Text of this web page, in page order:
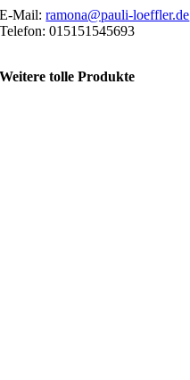
E-Mail:ramona@pauli-loeffler.de
Telefon: 015151545693
Weitere tolle Produkte